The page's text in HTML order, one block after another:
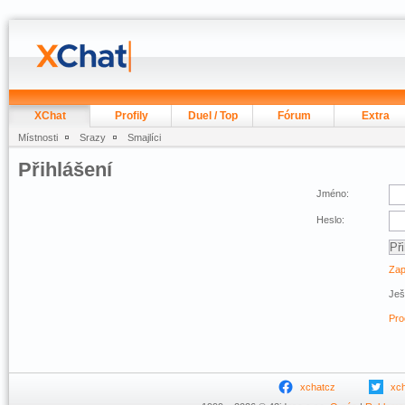
XChat Profily Duel / Top Fórum Extra
Místnosti Srazy Smajlíci
Přihlášení
Jméno:
Heslo:
xchatcz